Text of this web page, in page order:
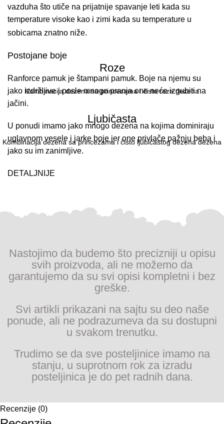
vazduha što utiče na prijatnije spavanje leti kada su
temperature visoke kao i zimi kada su temperature u
sobicama znatno niže.
Postojane boje
Ranforce pamuk je štampani pamuk. Boje na njemu su
jako izdržljive i posle mnogo pranja one neće izgubiti na
jačini.
U ponudi imamo jako mnogo dezena na kojima dominiraju
uglavnom vesele i jarke boje jer one privlače pažnju beba i
jako su im zanimljive.
DETALJNIJE
Roze
Kombinacija dezena sa princezama i čisto roze dezena
Ljubičasta
Kombinacija dezena sa princezama i čisto ljubičastog dezena dezena
Nastojimo da budemo što precizniji u opisu
svih proizvoda, ali ne možemo da
garantujemo da su svi opisi kompletni i bez
greške.
Svi artikli prikazani na sajtu su deo naše
ponude, ali ne podrazumeva da su dostupni
u svakom trenutku.
Trudimo se da sve posteljinice imamo na
stanju, u suprotnom rok za izradu
posteljinica je do pet radnih dana.
Recenzije (0)